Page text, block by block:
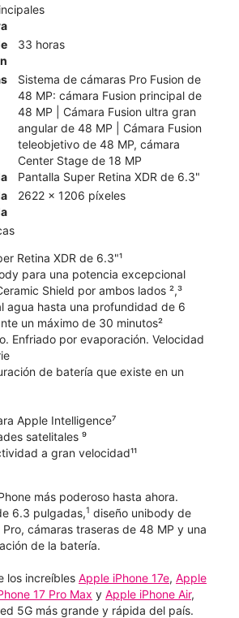
33 horas
Sistema de cámaras Pro Fusion de
48 MP: cámara Fusion principal de
48 MP | Cámara Fusion ultra gran
angular de 48 MP | Cámara Fusion
teleobjetivo de 48 MP, cámara
Center Stage de 18 MP
Pantalla Super Retina XDR de 6.3"
2622 x 1206 píxeles
Retina XDR de 6.3"¹
para una potencia excepcional
Shield por ambos lados ²,³
agua hasta una profundidad de 6
un máximo de 30 minutos²
Enfriado por evaporación. Velocidad
de batería que existe en un
Apple Intelligence⁷
satelitales ⁹
a gran velocidad¹¹
más poderoso hasta ahora.
6.3 pulgadas,1 diseño unibody de
cámaras traseras de 48 MP y una
de la batería.
los increíbles Apple iPhone 17e, Apple
17 Pro Max y Apple iPhone Air,
5G más grande y rápida del país.